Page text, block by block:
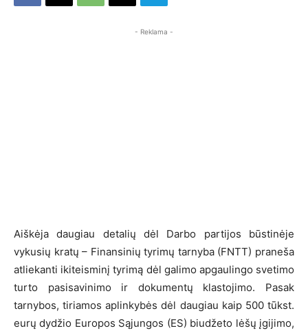
- Reklama -
Aiškėja daugiau detalių dėl Darbo partijos būstinėje
vykusių kratų – Finansinių tyrimų tarnyba (FNTT) praneša
atliekanti ikiteisminį tyrimą dėl galimo apgaulingo svetimo
turto pasisavinimo ir dokumentų klastojimo. Pasak
tarnybos, tiriamos aplinkybės dėl daugiau kaip 500 tūkst.
eurų dydžio Europos Sąjungos (ES) biudžeto lėšų įgijimo,